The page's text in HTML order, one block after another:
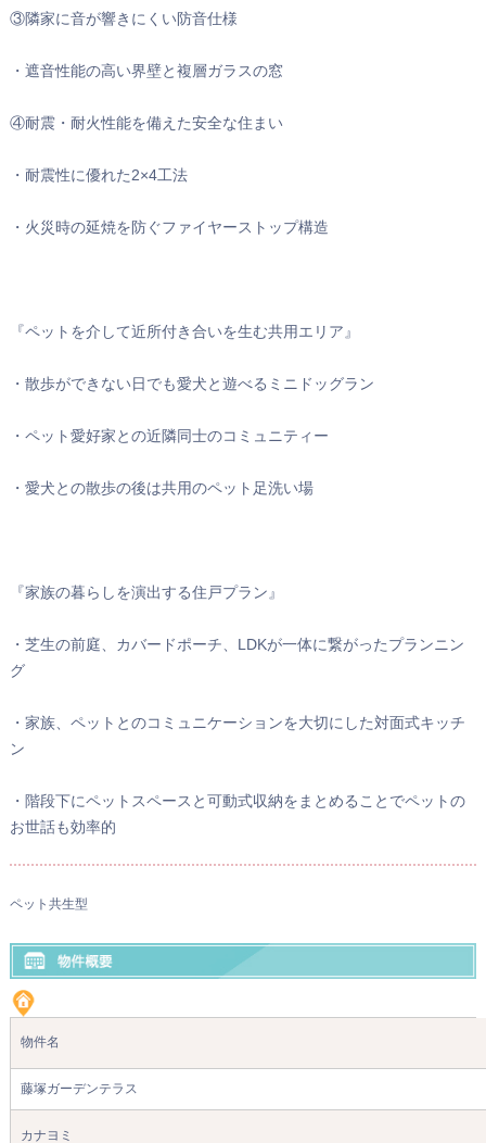
③隣家に音が響きにくい防音仕様
・遮音性能の高い界壁と複層ガラスの窓
④耐震・耐火性能を備えた安全な住まい
・耐震性に優れた2×4工法
・火災時の延焼を防ぐファイヤーストップ構造
『ペットを介して近所付き合いを生む共用エリア』
・散歩ができない日でも愛犬と遊べるミニドッグラン
・ペット愛好家との近隣同士のコミュニティー
・愛犬との散歩の後は共用のペット足洗い場
『家族の暮らしを演出する住戸プラン』
・芝生の前庭、カバードポーチ、LDKが一体に繋がったプランニン
グ
・家族、ペットとのコミュニケーションを大切にした対面式キッチ
ン
・階段下にペットスペースと可動式収納をまとめることでペットの
お世話も効率的
ペット共生型
物件名
藤塚ガーデンテラス
カナヨミ